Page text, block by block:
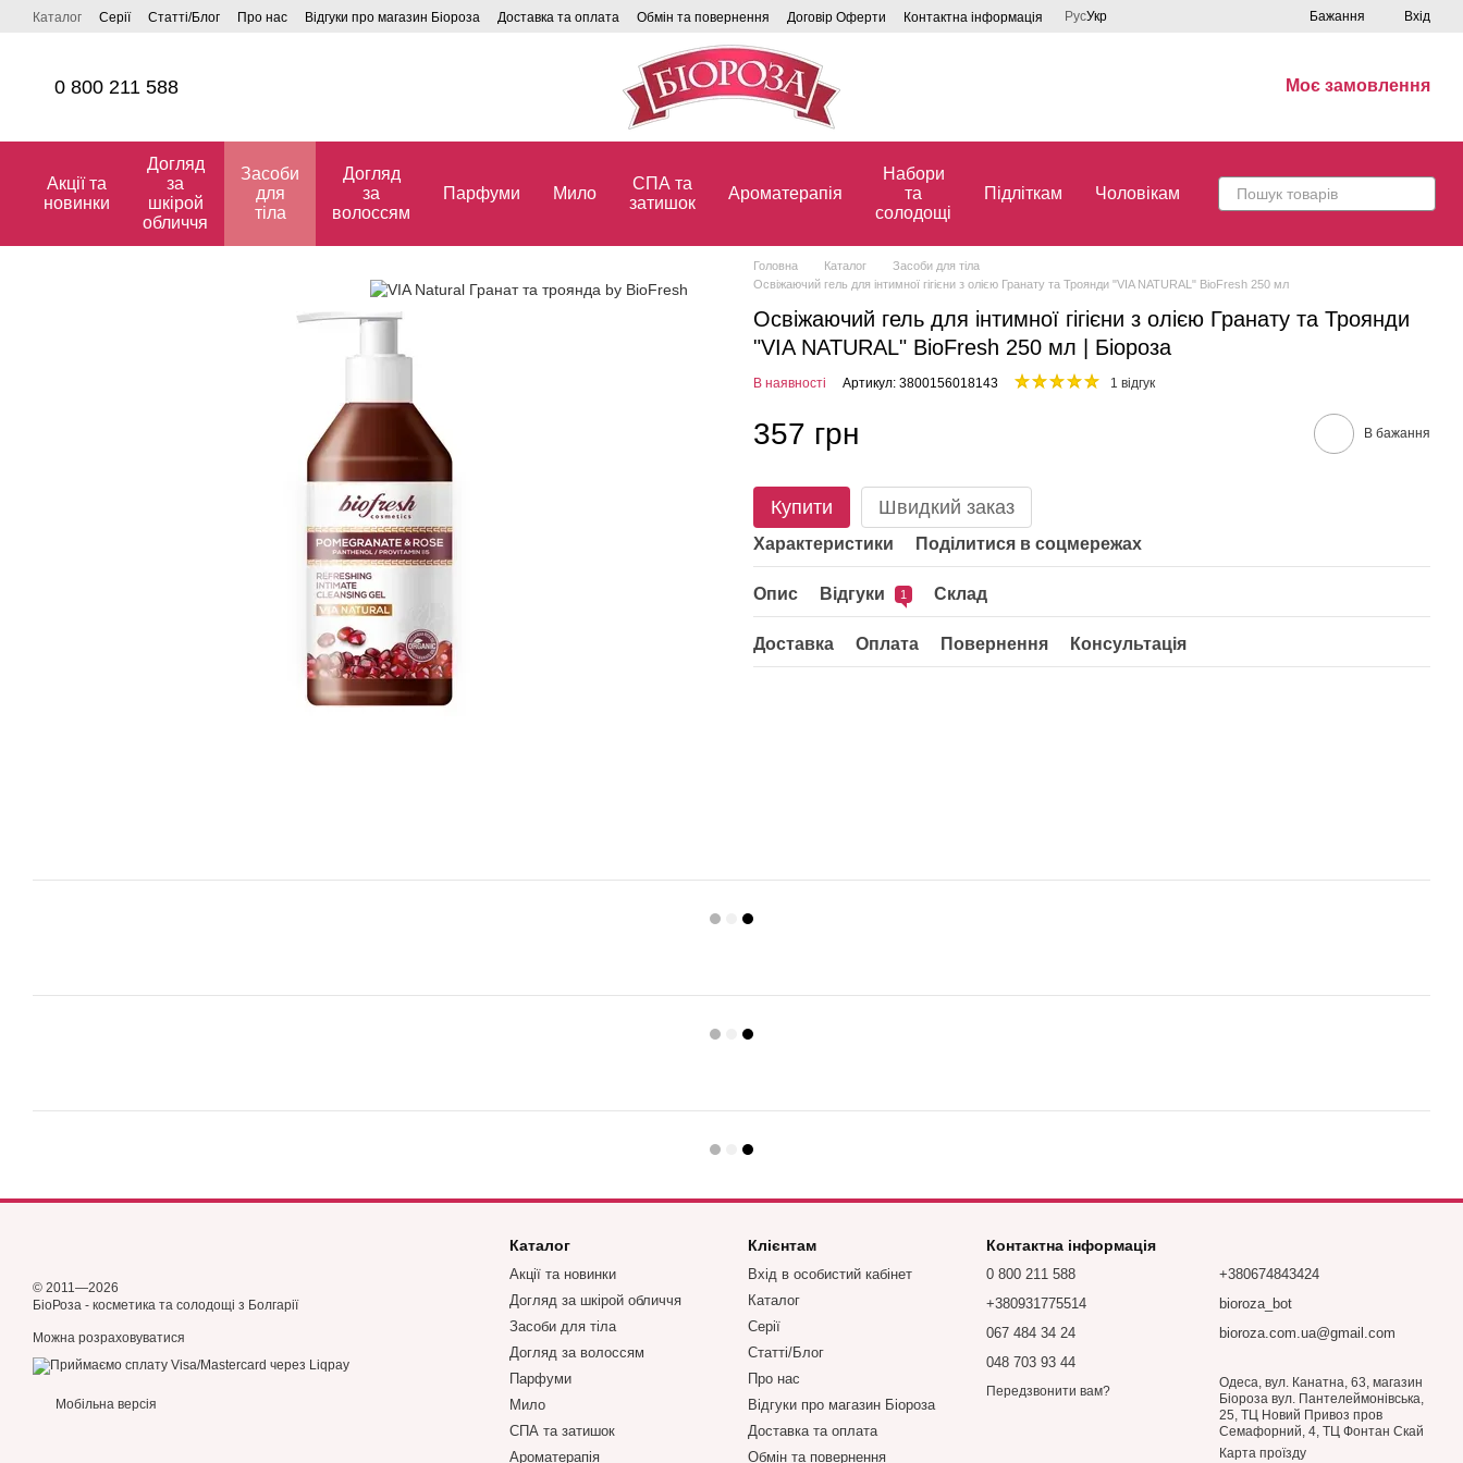
Перейти до основного контенту
Каталог Серії Статті/Блог Про нас Відгуки про магазин Біороза Доставка та оплата Обмін та повернення Договір Оферти Контактна інформація РусУкр Бажання Вхід
0 800 211 588 Моє замовлення
Акції та
новинки
Догляд
за
шкірой
обличчя
Засоби
для
тіла
Догляд
за
волоссям
Парфуми Мило
СПА та
затишок
Ароматерапія
Набори
та
солодощі
Підліткам Чоловікам
Головна Каталог
Засоби для тіла
Освіжаючий гель для інтимної гігієни з олією Гранату та Троянди "VIA NATURAL" BioFresh 250 мл
Освіжаючий гель для інтимної гігієни з олією Гранату та Троянди
"VIA NATURAL" BioFresh 250 мл | Біороза
В наявності Артикул: 3800156018143 1 відгук
357 грн В бажання
Купити Швидкий заказ
Характеристики Поділитися в соцмережах
Опис Відгуки 1 Склад
Доставка Оплата Повернення Консультація
© 2011—2026
БіоРоза - косметика та солодощі з Болгарії
Можна розраховуватися
Мобільна версія
Каталог
Акції та новинки
Догляд за шкірой обличчя
Засоби для тіла
Догляд за волоссям
Парфуми
Мило
СПА та затишок
Ароматерапія
Клієнтам
Вхід в особистий кабінет
Каталог
Серії
Статті/Блог
Про нас
Відгуки про магазин Біороза
Доставка та оплата
Обмін та повернення
Контактна інформація
0 800 211 588
+380931775514
067 484 34 24
048 703 93 44
Передзвонити вам?
+380674843424
bioroza_bot
bioroza.com.ua@gmail.com
Одеса, вул. Канатна, 63, магазин
Біороза вул. Пантелеймонівська,
25, ТЦ Новий Привоз пров
Семафорний, 4, ТЦ Фонтан Скай
Карта проїзду